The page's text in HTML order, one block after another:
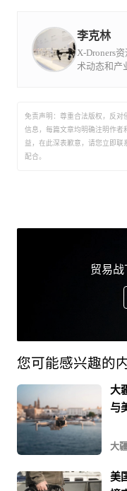
报道称，美国军方指
侦察平台，以及无人
大疆公司生产的那些
用技术手段将信息发
（无人机）。我们知
国，所以我们不能使
在全国各地会见潜在
今年5月，当该计划首
同的资本提供者。她
们的国防以及投资回
案。”
李克林
X-Droners
术动态和产
免责声明：尊重合法版权，反对
信息，每篇文章均明确注明作者
益，在此深表歉意，请您立即联
配合。
贸易
您可能感兴趣的
大
与
大
美